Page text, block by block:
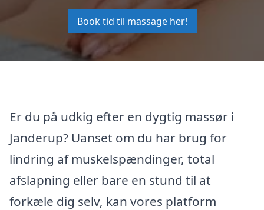
Book tid til massage her!
Er du på udkig efter en dygtig massør i
Janderup? Uanset om du har brug for
lindring af muskelspændinger, total
afslapning eller bare en stund til at
forkæle dig selv, kan vores platform